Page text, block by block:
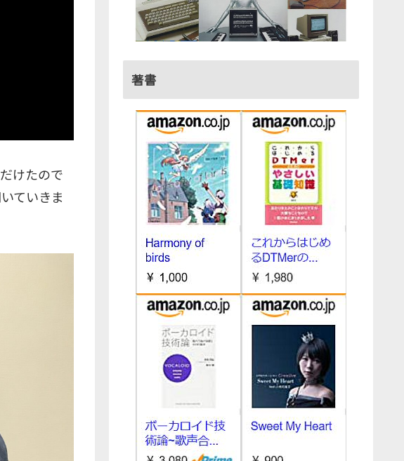
けたので
ていきま
著書